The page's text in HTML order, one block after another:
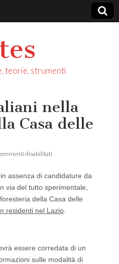
teorie, strumenti
nella
Casa delle
disabilitati
nella
foresteria
Casa
delle
assenza di candidature da
via del tutto sperimentale,
della Casa delle
residenti nel Lazio
essere corredata di un
sulle modalità di